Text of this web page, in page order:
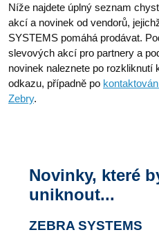
Níže najdete úplný seznam
akcí a novinek od vendorů,
SYSTEMS pomáhá prodávat.
slevových akcí pro partnery a
novinek naleznete po rozkliknutí
odkazu, případně po
Zebry.
Novinky, které
uniknout...
ZEBRA SYSTEMS